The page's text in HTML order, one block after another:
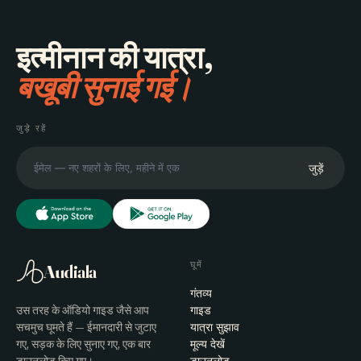
इत्मीनान की यात्रा,
बखूबी सुनाई गई।
जुड़े रहें
जुड़ें
Audiala
उस तरह के ऑडियो गाइड जैसे आप
सचमुच घूमते हैं — ईमानदारी से जुटाए
गए, सड़क के लिए सुनाए गए, एक बार
घूमें
गंतव्य
गाइड
यात्रा सुझाव
मूल्य देखें